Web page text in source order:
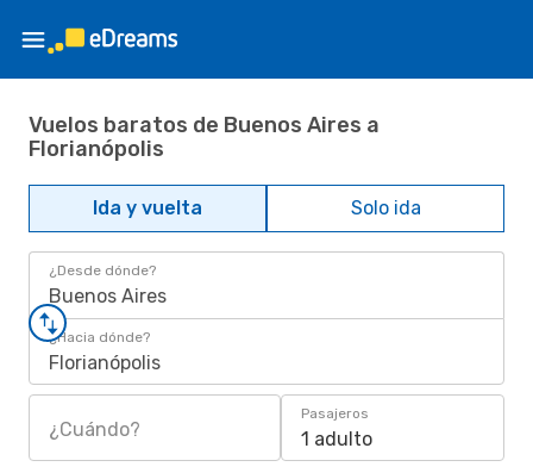
Vuelos baratos de Buenos Aires a
Florianópolis
Ida y vuelta Solo ida
¿Desde dónde?
Buenos Aires
¿Hacia dónde?
Florianópolis
¿Cuándo?
Pasajeros
1 adulto